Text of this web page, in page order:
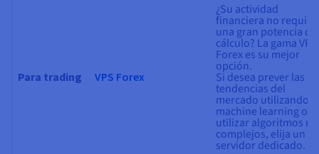
Para trading VPS Forex
¿Su actividad
financiera no
una gran potencia de
cálculo? La gama VPS
Forex es su mejor
opción.
Si desea prever las
tendencias del
mercado utilizando
machine learning o
utilizar algoritmos
complejos, elija un
servidor dedicado.